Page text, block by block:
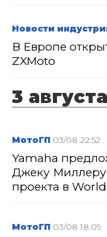
Новости
В Европе
ZXMoto
3
МотоГП 03/08 22:52
Yamaha
Джеку Миллеру
проекта в
МотоГП 03/08 18:09